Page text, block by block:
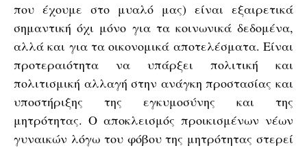
που έχουμε στο μυαλό μας) είναι εξαιρετικά
σημαντική όχι μόνο για τα κοινωνικά δεδομένα,
αλλά και για τα οικονομικά αποτελέσματα. Είναι
προτεραιότητα να υπάρξει πολιτική και
πολιτισμική αλλαγή στην ανάγκη προστασίας και
υποστήριξης της εγκυμοσύνης και της
μητρότητας. Ο αποκλεισμός προικισμένων νέων
γυναικών λόγω του φόβου της μητρότητας στερεί